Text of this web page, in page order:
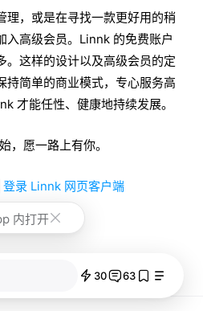
理，或是在寻找一款更好用的稍
入高级会员。Linnk 的免费账户
。这样的设计以及高级会员的定
持简单的商业模式，专心服务高
才能任性、健康地持续发展。
，愿一路上有你。
登录 Linnk 网页客户端
30 63
内打开